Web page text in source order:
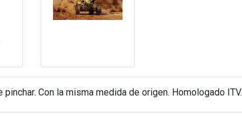
Con la misma medida de origen. Homologado ITV.